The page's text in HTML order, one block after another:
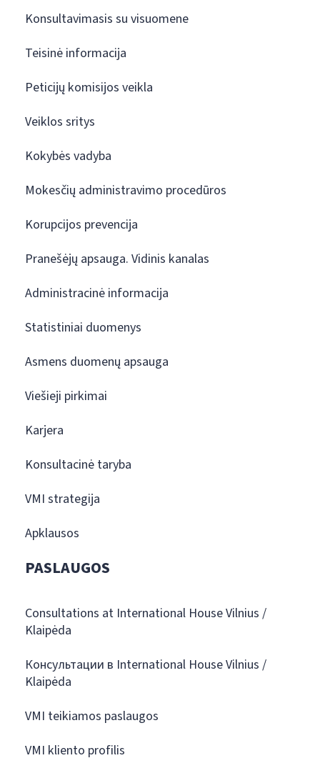
Konsultavimasis su visuomene
Teisinė informacija
Peticijų komisijos veikla
Veiklos sritys
Kokybės vadyba
Mokesčių administravimo procedūros
Korupcijos prevencija
Pranešėjų apsauga. Vidinis kanalas
Administracinė informacija
Statistiniai duomenys
Asmens duomenų apsauga
Viešieji pirkimai
Karjera
Konsultacinė taryba
VMI strategija
Apklausos
PASLAUGOS
Consultations at International House Vilnius /
Klaipėda
Консультации в International House Vilnius /
Klaipėda
VMI teikiamos paslaugos
VMI kliento profilis